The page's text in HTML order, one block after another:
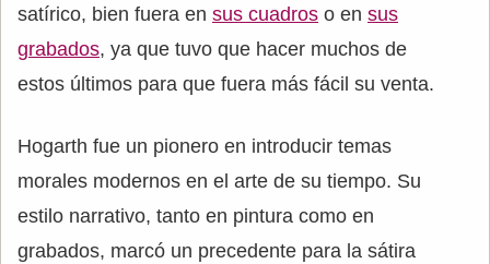
satírico, bien fuera en sus cuadros o en sus
grabados, ya que tuvo que hacer muchos de
estos últimos para que fuera más fácil su venta.
Hogarth fue un pionero en introducir temas
morales modernos en el arte de su tiempo. Su
estilo narrativo, tanto en pintura como en
grabados, marcó un precedente para la sátira